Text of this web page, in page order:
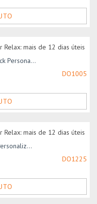
Persona...
DO1005
DO1225